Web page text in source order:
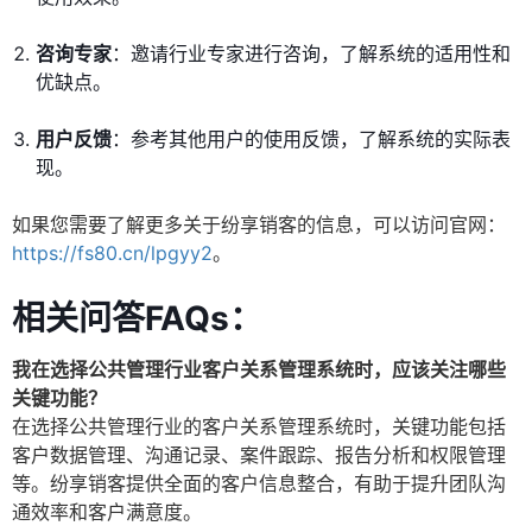
咨询专家：邀请行业专家进行咨询，了解系统的适用性和
优缺点。
用户反馈：参考其他用户的使用反馈，了解系统的实际表
现。
如果您需要了解更多关于纷享销客的信息，可以访问官网：
https://fs80.cn/lpgyy2。
相关问答FAQs：
我在选择公共管理行业客户关系管理系统时，应该关注哪些
关键功能？
在选择公共管理行业的客户关系管理系统时，关键功能包括
客户数据管理、沟通记录、案件跟踪、报告分析和权限管理
等。纷享销客提供全面的客户信息整合，有助于提升团队沟
通效率和客户满意度。